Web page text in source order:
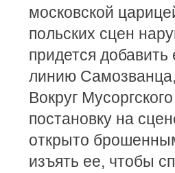
московской
польских сцен
придется
линию Самозванца,
Вокруг
постановку на
открыто
изъять ее, чтобы